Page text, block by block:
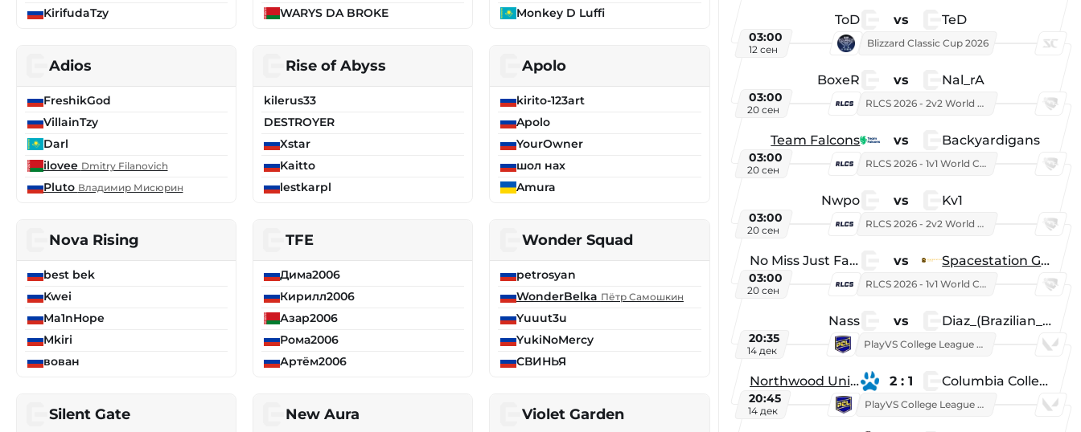
KirifudaTzy
WARYS DA BROKE
Monkey D Luffi
Adios
FreshikGod
VillainTzy
Darl
ilovee Dmitry Filanovich
Pluto Владимир Мисюрин
Rise of Abyss
kilerus33
DESTROYER
Xstar
Kaitto
lestkarpl
Apolo
kirito-123art
Apolo
YourOwner
шол нах
Amura
Nova Rising
best bek
Kwei
Ma1nHope
Mkiri
вован
TFE
Дима2006
Кирилл2006
Азар2006
Рома2006
Артём2006
Wonder Squad
petrosyan
WonderBelka Пётр Самошкин
Yuuut3u
YukiNoMercy
СВИНЬЯ
Silent Gate New Aura Violet Garden
ToD vs TeD
03:00
12 сен
Blizzard Classic Cup 2026
BoxeR vs Nal_rA
03:00
20 сен
RLCS 2026 - 2v2 World Championship
Team Falcons vs Backyardigans
03:00
20 сен
RLCS 2026 - 1v1 World Championship
Nwpo vs Kv1
03:00
20 сен
RLCS 2026 - 2v2 World Championship
No Miss Just Fake vs Spacestation Gaming
03:00
20 сен
RLCS 2026 - 1v1 World Championship
Nass vs Diaz_(Brazilian_Player)
20:35
14 дек
PlayVS College League 2025: Fall
Northwood University 2 : 1 Columbia College
20:45
14 дек
PlayVS College League 2025: Fall